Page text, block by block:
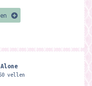
50 vellen